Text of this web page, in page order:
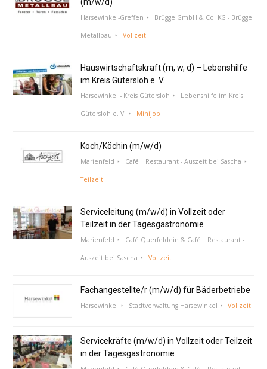
Harsewinkel-Greffen Brügge GmbH & Co. KG - Brügge
Metallbau Vollzeit
Hauswirtschaftskraft (m, w, d) – Lebenshilfe
im Kreis Gütersloh e. V.
Harsewinkel - Kreis Gütersloh Lebenshilfe im Kreis
Gütersloh e. V. Minijob
Koch/Köchin (m/w/d)
Marienfeld Café | Restaurant - Auszeit bei Sascha
Teilzeit
Serviceleitung (m/w/d) in Vollzeit oder
Teilzeit in der Tagesgastronomie
Marienfeld Café Querfeldein & Café | Restaurant -
Auszeit bei Sascha Vollzeit
Fachangestellte/r (m/w/d) für Bäderbetriebe
Harsewinkel Stadtverwaltung Harsewinkel Vollzeit
Servicekräfte (m/w/d) in Vollzeit oder Teilzeit
in der Tagesgastronomie